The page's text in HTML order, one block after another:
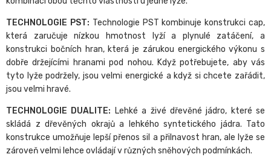
TECHNOLOGIE PST: Technologie PST kombinuje konstrukci cap,
která zaručuje nízkou hmotnost lyží a plynulé zatáčení, a
konstrukci bočních hran, která je zárukou energického výkonu s
dobře držejícími hranami pod nohou. Když potřebujete, aby vás
tyto lyže podržely, jsou velmi energické a když si chcete zařádit,
jsou velmi hravé.
TECHNOLOGIE DUALITE: Lehké a živé dřevěné jádro, které se
skládá z dřevěných okrajů a lehkého syntetického jádra. Tato
konstrukce umožňuje lepší přenos sil a přilnavost hran, ale lyže se
zároveň velmi lehce ovládají v různých sněhových podmínkách.